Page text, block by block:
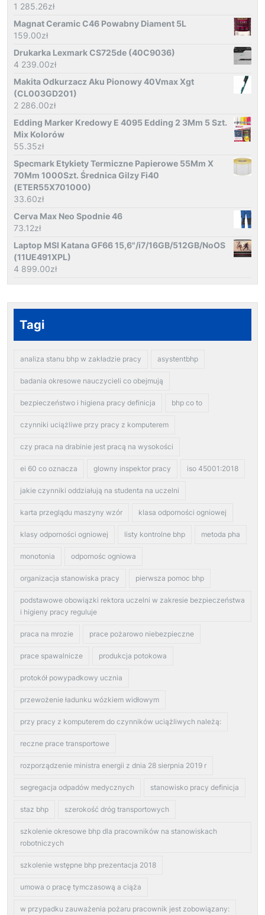
1 285.26zł
Magnat Ceramic C46 Powabny Diament 5L
159.00zł
Drukarka Lexmark CS725de (40C9036)
4 239.00zł
Makita Odkurzacz Aku Pionowy 40Vmax Xgt
(CL003GD201)
2 286.00zł
Edding Marker Kredowy E 4095 Edding 2 3Mm 5 Szt.
Mix Kolorów
55.35zł
Specmark Etykiety Termiczne Papierowe 55Mm X
70Mm 1000Szt. Średnica Gilzy Fi40
(ETER55X701000)
33.60zł
Cerva Max Neo Spodnie 46
73.12zł
Laptop MSI Katana GF66 15,6"/i7/16GB/512GB/NoOS
(11UE491XPL)
4 899.00zł
Tagi
analiza stanu bhp w zakładzie pracy asystentbhp
badania okresowe nauczycieli co obejmują
bezpieczeństwo i higiena pracy definicja bhp co to
czynniki uciążliwe przy pracy z komputerem
czy praca na drabinie jest pracą na wysokości
ei 60 co oznacza glowny inspektor pracy iso 45001:2018
jakie czynniki oddziałują na studenta na uczelni
karta przeglądu maszyny wzór klasa odporności ogniowej
klasy odporności ogniowej listy kontrolne bhp metoda pha
monotonia odpornośc ogniowa
organizacja stanowiska pracy pierwsza pomoc bhp
podstawowe obowiązki rektora uczelni w zakresie bezpieczeństwa
i higieny pracy reguluje
praca na mrozie prace pożarowo niebezpieczne
prace spawalnicze produkcja potokowa
protokół powypadkowy ucznia
przewożenie ładunku wózkiem widłowym
przy pracy z komputerem do czynników uciążliwych należą:
reczne prace transportowe
rozporządzenie ministra energii z dnia 28 sierpnia 2019 r
segregacja odpadów medycznych stanowisko pracy definicja
staz bhp szerokość dróg transportowych
szkolenie okresowe bhp dla pracowników na stanowiskach
robotniczych
szkolenie wstępne bhp prezentacja 2018
umowa o pracę tymczasową a ciąża
w przypadku zauważenia pożaru pracownik jest zobowiązany: